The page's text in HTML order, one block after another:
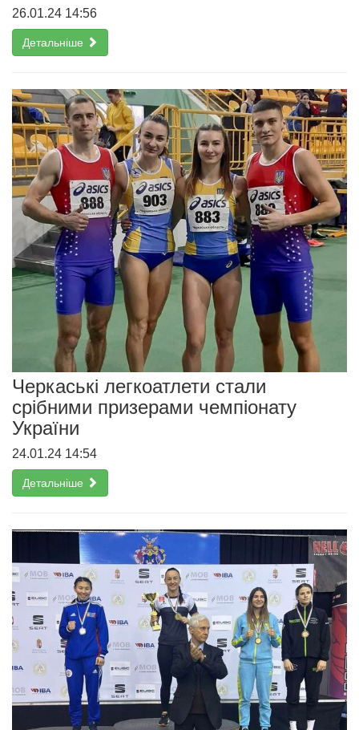
26.01.24 14:56
Детальніше
Черкаські легкоатлети стали
срібними призерами чемпіонату
України
24.01.24 14:54
Детальніше